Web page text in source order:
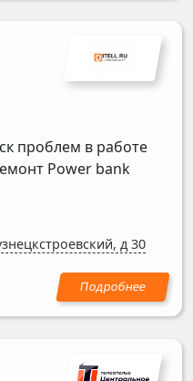
проблем в работе
Power bank
д 30